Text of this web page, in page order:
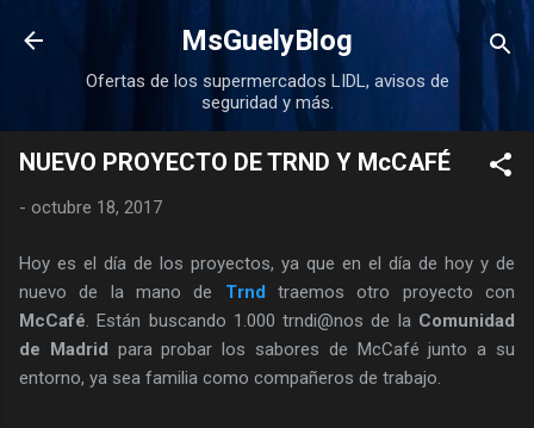
Ir al contenido principal
MsGuelyBlog
Ofertas de los supermercados LIDL, avisos de
seguridad y más.
NUEVO PROYECTO DE TRND Y McCAFÉ
- octubre 18, 2017
Hoy es el día de los proyectos, ya que en el día de hoy y de
nuevo de la mano de Trnd traemos otro proyecto con
McCafé . Están buscando 1.000 trndi@nos de la Comunidad
de Madrid para probar los sabores de McCafé junto a su
entorno, ya sea familia como compañeros de trabajo.